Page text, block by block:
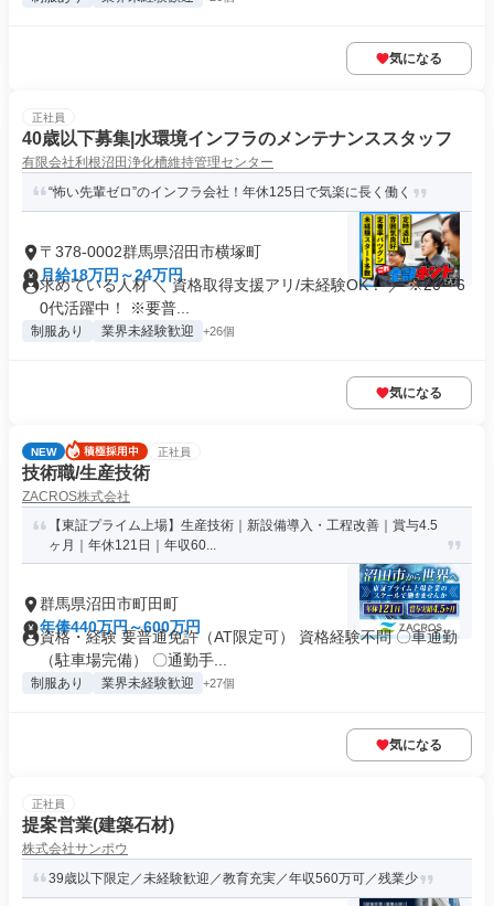
気になる
正社員
40歳以下募集|水環境インフラのメンテナンススタッフ
有限会社利根沼田浄化槽維持管理センター
“怖い先輩ゼロ”のインフラ会社！年休125日で気楽に長く働く
〒378-0002群馬県沼田市横塚町
月給18万円～24万円
求めている人材 ＼ 資格取得支援アリ/未経験OK！ ／ ※20～6
0代活躍中！ ※要普...
制服あり 業界未経験歓迎 +26個
気になる
NEW 正社員
技術職/生産技術
ZACROS株式会社
【東証プライム上場】生産技術｜新設備導入・工程改善｜賞与4.5
ヶ月｜年休121日｜年収60...
群馬県沼田市町田町
年俸440万円～600万円
資格・経験 要普通免許（AT限定可） 資格経験不問 〇車通勤
（駐車場完備） 〇通勤手...
制服あり 業界未経験歓迎 +27個
気になる
正社員
提案営業(建築石材)
株式会社サンポウ
39歳以下限定／未経験歓迎／教育充実／年収560万可／残業少